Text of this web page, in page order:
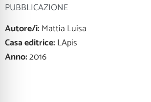
PUBBLICAZIONE
Autore/i:Mattia Luisa
Casa editrice:LApis
Anno:2016